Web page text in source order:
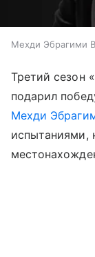
Мехди Эбрагими
Третий сезон
подарил
Мехди
испытаниями,